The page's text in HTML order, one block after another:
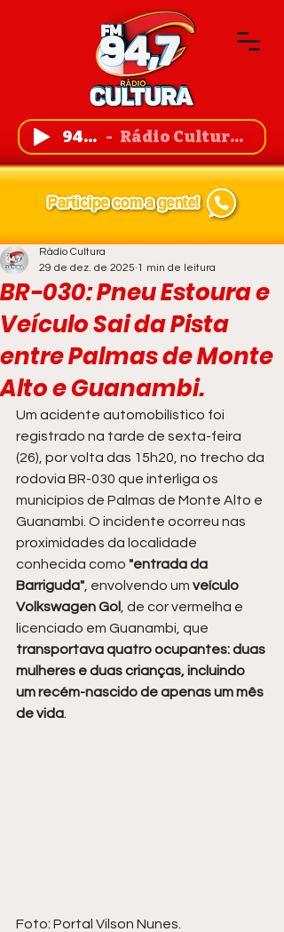
94,7 FM Rádio Cultura de Guanambi
BR-030: Pneu Estoura e
Veículo Sai da Pista
entre Palmas de Monte
Alto e Guanambi.
Rádio Cultura
29 de dez. de 2025 1 min de leitura
Um acidente automobilístico foi
registrado na tarde de sexta-feira
(26), por volta das 15h20, no trecho da
rodovia BR-030 que interliga os
municípios de Palmas de Monte Alto e
Guanambi. O incidente ocorreu nas
proximidades da localidade
conhecida como "entrada da
Barriguda" , envolvendo um veículo
Volkswagen Gol
, de cor vermelha e
licenciado em Guanambi, que
transportava quatro ocupantes: duas
mulheres e duas crianças, incluindo
um recém-nascido de apenas um mês
de vida
Foto: Portal Vilson Nunes.